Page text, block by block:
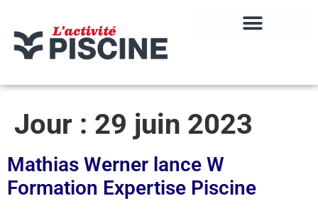
Jour : 29 juin 2023
Mathias Werner lance W
Formation Expertise Piscine